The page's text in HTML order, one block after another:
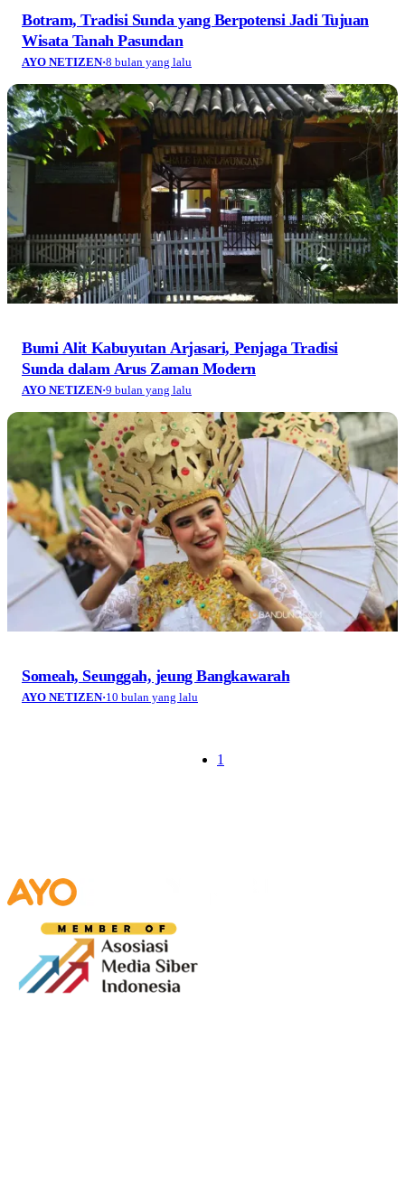
Botram, Tradisi Sunda yang Berpotensi Jadi Tujuan
Wisata Tanah Pasundan
AYO NETIZEN·8 bulan yang lalu
Bumi Alit Kabuyutan Arjasari, Penjaga Tradisi
Sunda dalam Arus Zaman Modern
AYO NETIZEN·9 bulan yang lalu
Someah, Seunggah, jeung Bangkawarah
AYO NETIZEN·10 bulan yang lalu
1